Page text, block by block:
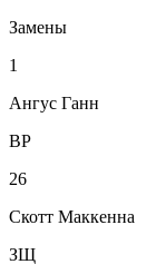
Замены
1
Ангус Ганн
ВР
26
Скотт Маккенна
ЗЩ